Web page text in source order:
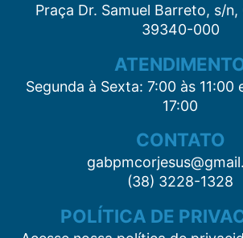
Praça Dr. Samuel Barreto, s/n,
39340-000
Segunda à Sexta: 7:00 às 11:00
17:00
CONTATO
(38) 3228-1328
POLÍTICA DE